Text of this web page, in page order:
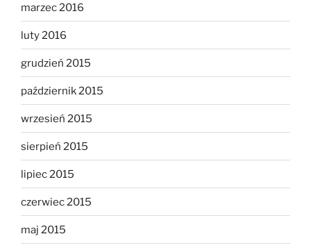
marzec 2016
luty 2016
grudzień 2015
październik 2015
wrzesień 2015
sierpień 2015
lipiec 2015
czerwiec 2015
maj 2015